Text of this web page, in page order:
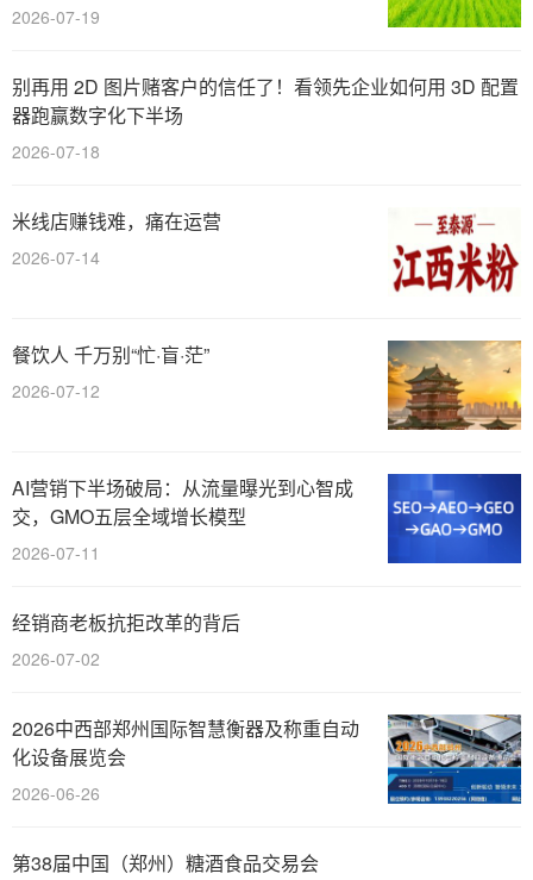
2026-07-19
别再用 2D 图片赌客户的信任了！看领先企业如何用 3D 配置
器跑赢数字化下半场
2026-07-18
米线店赚钱难，痛在运营
2026-07-14
餐饮人 千万别“忙·盲·茫”
2026-07-12
AI营销下半场破局：从流量曝光到心智成
交，GMO五层全域增长模型
2026-07-11
经销商老板抗拒改革的背后
2026-07-02
2026中西部郑州国际智慧衡器及称重自动
化设备展览会
2026-06-26
第38届中国（郑州）糖酒食品交易会